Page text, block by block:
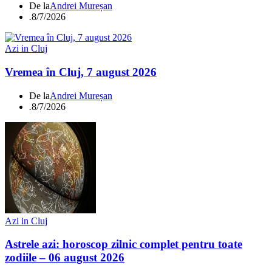
De laAndrei Mureșan
.8/7/2026
Azi in Cluj
Vremea în Cluj, 7 august 2026
De laAndrei Mureșan
.8/7/2026
Azi in Cluj
Astrele azi: horoscop zilnic complet pentru toate
zodiile – 06 august 2026